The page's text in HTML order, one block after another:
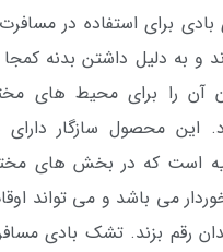
برای استفاده در
و به دلیل داشتن بدنه
آن را برای محیط های
این محصول سازگار دارای
است که در بخش های
می باشد و می تواند
رقم بزند. تشک بادی